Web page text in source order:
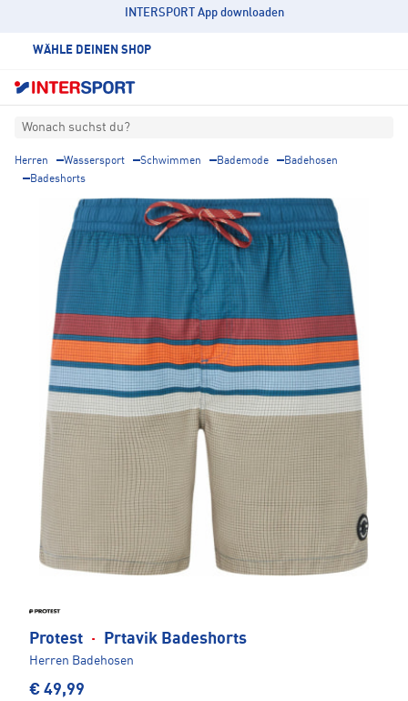
INTERSPORT App downloaden
WÄHLE DEINEN SHOP
Wonach suchst du?
Herren Wassersport Schwimmen Bademode
Badehosen
Badeshorts
Protest · Prtavik Badeshorts
Herren Badehosen
€ 49,99